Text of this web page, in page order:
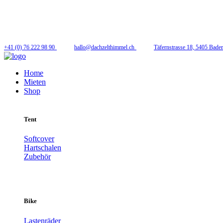
+41 (0) 76 222 98 90 hallo@dachzelthimmel.ch Täfernstrasse 18, 5405
Home
Mieten
Shop
Tent
Softcover
Hartschalen
Zubehör
Bike
Lastenräder